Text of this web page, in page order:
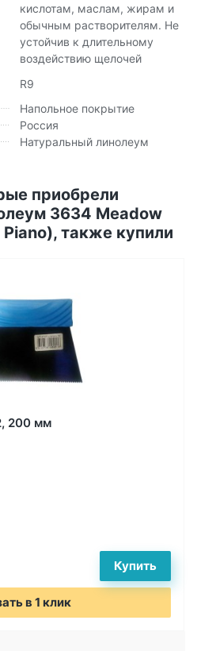
кислотам, маслам, жирам и
обычным растворителям. Не
устойчив к длительному
воздействию щелочей
R9
Напольное покрытие
Россия
Натуральный линолеум
приобрели
3634 Meadow
также купили
200 мм
в 1 клик